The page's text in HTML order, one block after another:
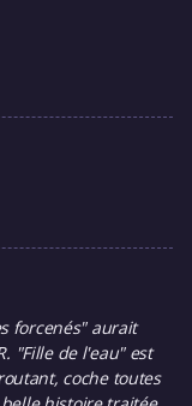
forcenés" aurait
"Fille de l'eau" est
coche toutes